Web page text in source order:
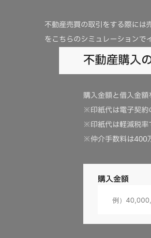
不動産売買の取引をする際には
をこちらのシミュレーションで
不動産購入
購入金額と借入金額
※印紙代は電子契約
※印紙代は軽減税率
※仲介手数料は400
購入金額